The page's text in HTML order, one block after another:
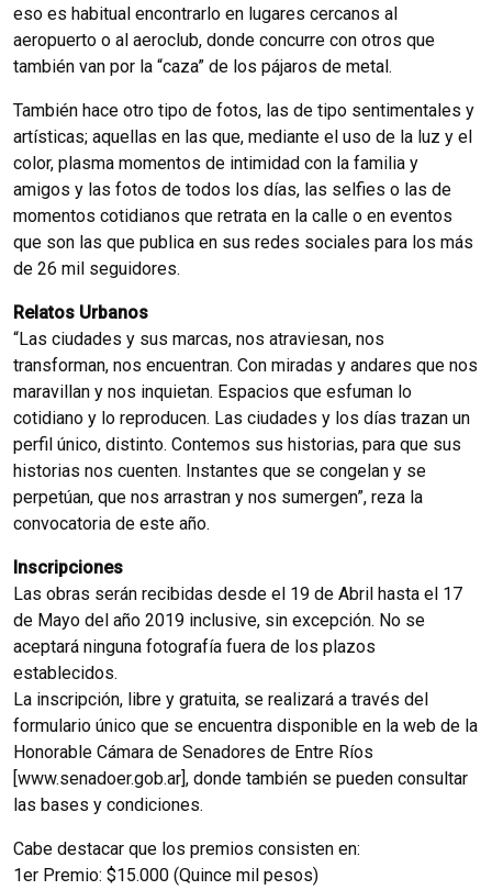
eso es habitual encontrarlo en lugares cercanos al
aeropuerto o al aeroclub, donde concurre con otros que
también van por la “caza” de los pájaros de metal.
También hace otro tipo de fotos, las de tipo sentimentales y
artísticas; aquellas en las que, mediante el uso de la luz y el
color, plasma momentos de intimidad con la familia y
amigos y las fotos de todos los días, las selfies o las de
momentos cotidianos que retrata en la calle o en eventos
que son las que publica en sus redes sociales para los más
de 26 mil seguidores.
Relatos Urbanos
“Las ciudades y sus marcas, nos atraviesan, nos
transforman, nos encuentran. Con miradas y andares que nos
maravillan y nos inquietan. Espacios que esfuman lo
cotidiano y lo reproducen. Las ciudades y los días trazan un
perfil único, distinto. Contemos sus historias, para que sus
historias nos cuenten. Instantes que se congelan y se
perpetúan, que nos arrastran y nos sumergen”, reza la
convocatoria de este año.
Inscripciones
Las obras serán recibidas desde el 19 de Abril hasta el 17
de Mayo del año 2019 inclusive, sin excepción. No se
aceptará ninguna fotografía fuera de los plazos
establecidos.
La inscripción, libre y gratuita, se realizará a través del
formulario único que se encuentra disponible en la web de la
Honorable Cámara de Senadores de Entre Ríos
[www.senadoer.gob.ar], donde también se pueden consultar
las bases y condiciones.
Cabe destacar que los premios consisten en:
1er Premio: $15.000 (Quince mil pesos)